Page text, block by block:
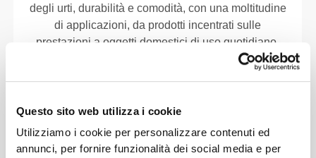
Questo sito web utilizza i cookie
Utilizziamo i cookie per personalizzare contenuti ed
annunci, per fornire funzionalità dei social media e per
degli urti, durabilità e comodità, con una moltitudine
di applicazioni, da prodotti incentrati sulle
prestazioni a oggetti domestici di uso quotidiano.
MATERIALI
100% EVA